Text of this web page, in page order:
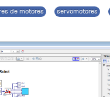
de motores servomotores